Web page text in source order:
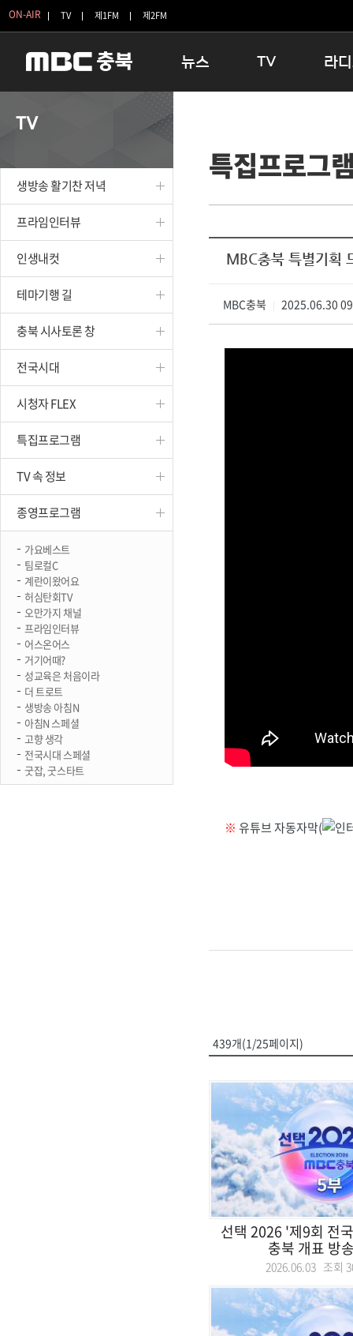
ON-AIR TV 제1FM 제2FM
뉴스
보은
옥천
TV
인생내컷
테마기행 길
시청자 FLEX
특집프로그램
종영프로그램
라
16:00 완
우리 고
TV
생방송 활기찬 저녁
프라임인터뷰
인생내컷
테마기행 길
충북 시사토론 창
전국시대
시청자 FLEX
특집프로그램
TV 속 정보
종영프로그램
가요베스트
팀로컬C
계란이왔어요
허심탄회TV
오만가지 채널
프라임인터뷰
어스온어스
거기어때?
성교육은 처음이라
더 트로트
생방송 아침N
아침N 스페셜
고향 생각
전국시대 스페셜
굿잡, 굿스타트
특집프로그
MBC충북 특별기획
MBC충북 2025.06.30
※ 유튜브 자동자막(
439개(1/25페이지)
선택 2026 '제9회 전
충북 개표 방
2026.06.03 조회